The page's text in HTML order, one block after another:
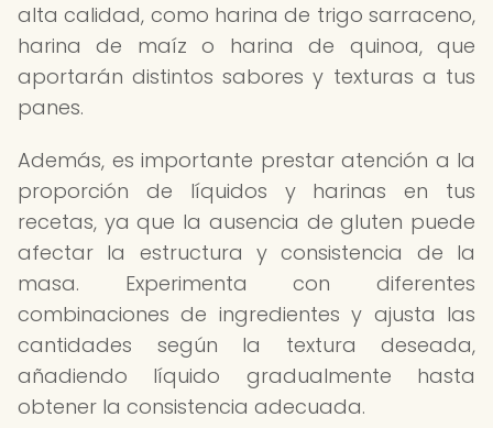
alta calidad, como harina de trigo sarraceno,
harina de maíz o harina de quinoa, que
aportarán distintos sabores y texturas a tus
panes.
Además, es importante prestar atención a la
proporción de líquidos y harinas en tus
recetas, ya que la ausencia de gluten puede
afectar la estructura y consistencia de la
masa. Experimenta con diferentes
combinaciones de ingredientes y ajusta las
cantidades según la textura deseada,
añadiendo líquido gradualmente hasta
obtener la consistencia adecuada.